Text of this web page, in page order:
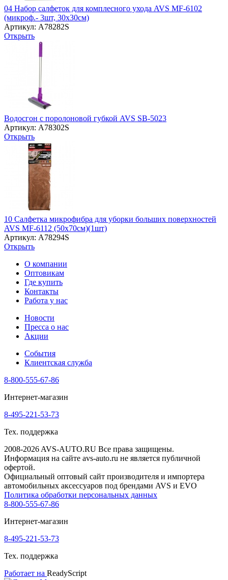
04 Набор салфеток для комплесного ухода AVS MF-6102
(микроф.- 3шт, 30х30см)
Артикул: A78282S
Открыть
Водосгон с поролоновой губкой AVS SB-5023
Артикул: A78302S
Открыть
10 Салфетка микрофибра для уборки больших поверхностей
AVS MF-6112 (50х70см)(1шт)
Артикул: A78294S
Открыть
О компании
Оптовикам
Где купить
Контакты
Работа у нас
Новости
Пресса о нас
Акции
События
Клиентская служба
8-800-555-67-86
Интернет-магазин
8-495-221-53-73
Тех. поддержка
2008-2026 AVS-AUTO.RU Все права защищены.
Информация на сайте avs-auto.ru не является публичной
офертой.
Официальный оптовый сайт производителя и импортера
автомобильных аксессуаров под брендами AVS и EVO
Политика обработки персональных данных
8-800-555-67-86
Интернет-магазин
8-495-221-53-73
Тех. поддержка
Работает на ReadyScript